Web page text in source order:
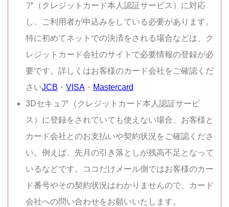
ア（クレジットカード本人認証サービス）に対応
し、ご利用者が申込みをしている必要があります。
特に初めてネットでの決済をされる場合などは、ク
レジットカード会社のサイトで必要情報の登録が必
要です。詳しくはお客様のカード会社をご確認くだ
さいJCB ・ VISA ・ Mastercard
3Dセキュア（クレジットカード本人認証サービ
ス）に登録をされていても使えない場合、お客様と
カード会社とのお支払いや契約状況をご確認くださ
い。例えば、先月の引き落としが残高不足となって
いるなどです。ココだけメール側ではお客様のカー
ド番号やその契約状況はわかりませんので、カード
会社への問い合わせをお願いいたします。